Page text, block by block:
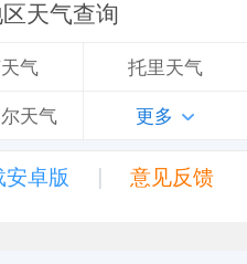
天气查询
气 托里天气
天气 更多
安卓版 | 意见反馈